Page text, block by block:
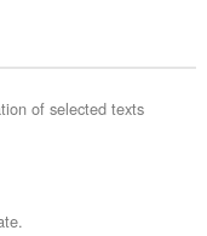
of selected texts